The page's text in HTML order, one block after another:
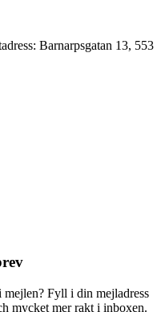
Barnarpsgatan 13, 553
Fyll i din mejladress
mycket mer rakt i inboxen.